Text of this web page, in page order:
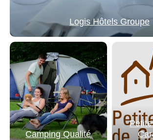
Logis Hôtels Groupe
Camping Qualité